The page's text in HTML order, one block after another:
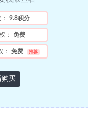
9.8积分
： 免费
： 免费 推荐
购买